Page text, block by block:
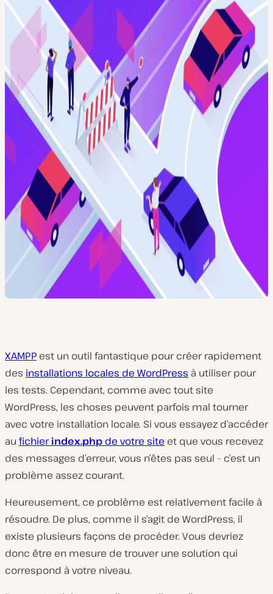
XAMPP est un outil fantastique pour créer rapidement
des installations locales de WordPress à utiliser pour
les tests. Cependant, comme avec tout site
WordPress, les choses peuvent parfois mal tourner
avec votre installation locale. Si vous essayez d’accéder
au fichierindex.php de votre site et que vous recevez
des messages d’erreur, vous n’êtes pas seul – c’est un
problème assez courant.
Heureusement, ce problème est relativement facile à
résoudre. De plus, comme il s’agit de WordPress, il
existe plusieurs façons de procéder. Vous devriez
donc être en mesure de trouver une solution qui
correspond à votre niveau.